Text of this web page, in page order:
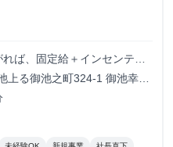
ば、固定給＋インセンティ
の例も多数あります！ ※試
る御池之町324-1 御池幸登